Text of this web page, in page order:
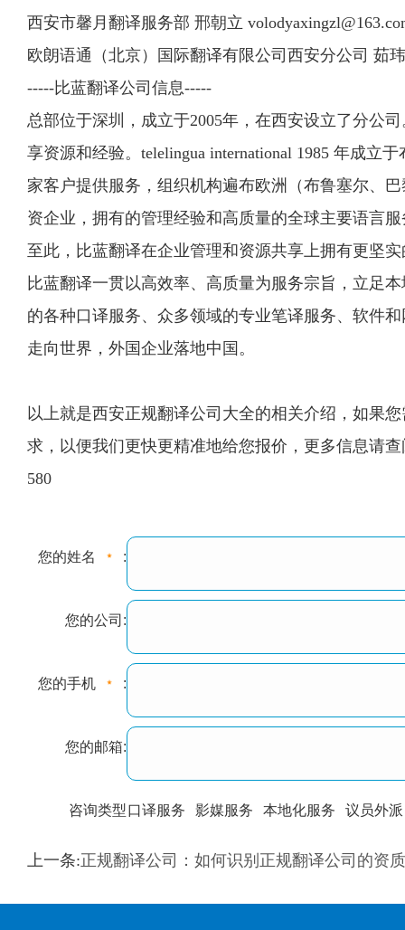
西安市馨月翻译服务部 邢朝立
欧朗语通（北京）国际翻译有限公司西安分公司 茹
-----比蓝翻译公司信息-----
总部位于深圳，成立于2005年，在西安设立了分公
享资源和经验。telelingua international 1985 年成立
家客户提供服务，组织机构遍布欧洲（布鲁塞尔、
资企业，拥有的管理经验和高质量的全球主要语言
至此，比蓝翻译在企业管理和资源共享上拥有更坚
比蓝翻译一贯以高效率、高质量为服务宗旨，立足
的各种口译服务、众多领域的专业笔译服务、软件
走向世界，外国企业落地中国。
以上就是西安正规翻译公司大全的相关介绍，如果
求，以便我们更快更精准地给您报价，更多信息请
580
您的姓名 :
您的公司:
您的手机 :
您的邮箱:
咨询类型口译服务 影媒服务 本地化服务 议员外派
训翻译 标准级 专业级 出版级 证件内容
上一条:正规翻译公司：如何识别正规翻译公司的资